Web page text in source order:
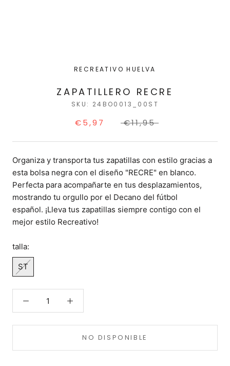
RECREATIVO HUELVA
ZAPATILLERO RECRE
SKU: 24BO0013_00ST
€5,97 €11,95
Organiza y transporta tus zapatillas con estilo gracias a
esta bolsa negra con el diseño "RECRE" en blanco.
Perfecta para acompañarte en tus desplazamientos,
mostrando tu orgullo por el Decano del fútbol
español. ¡Lleva tus zapatillas siempre contigo con el
mejor estilo Recreativo!
talla:
ST
NO DISPONIBLE